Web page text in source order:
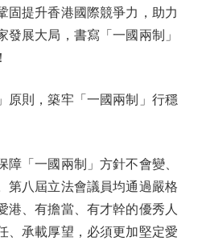
固提升香港國際競爭力，助力
發展大局，書寫「一國兩制」
則，築牢「一國兩制」行穩
「一國兩制」方針不會變、
第八屆立法會議員均通過嚴格
港、有擔當、有才幹的優秀人
、承載厚望，必須更加堅定愛